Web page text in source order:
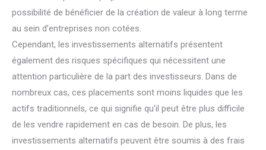
possibilité de bénéficier de la création de valeur à long terme
au sein d’entreprises non cotées.
Cependant, les investissements alternatifs présentent
également des risques spécifiques qui nécessitent une
attention particulière de la part des investisseurs. Dans de
nombreux cas, ces placements sont moins liquides que les
actifs traditionnels, ce qui signifie qu’il peut être plus difficile
de les vendre rapidement en cas de besoin. De plus, les
investissements alternatifs peuvent être soumis à des frais